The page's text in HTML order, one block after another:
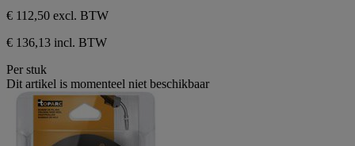
sterren.
€ 112,50 excl. BTW
€ 136,13 incl. BTW
Per stuk
Dit artikel is momenteel niet beschikbaar